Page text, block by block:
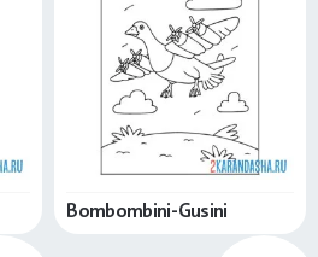
Bombombini-Gusini